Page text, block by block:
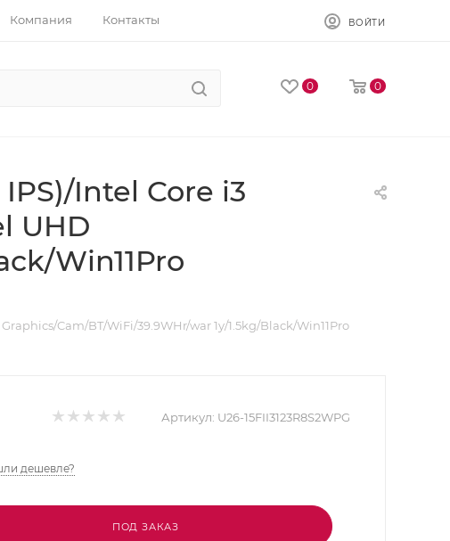
Компания Контакты ВОЙТИ
0 0
Intel Core i3
UHD
Win11Pro
Cam/BT/WiFi/39.9WHr/war 1y/1.5kg/Black/Win11Pro
Артикул: U26-15FII3123R8S2WPG
дешевле?
ПОД ЗАКАЗ